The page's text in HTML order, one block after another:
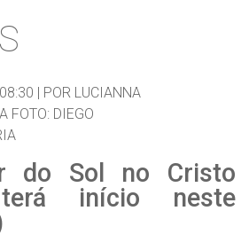
| POR LUCIANNA
FOTO: DIEGO
do Sol no Cristo
terá início neste